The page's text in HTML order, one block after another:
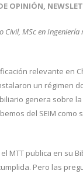
OPINIÓN,
Civil, MSc en
relevante en
un régimen
genera sobre
del SEIM
MTT publica en su
Pero las